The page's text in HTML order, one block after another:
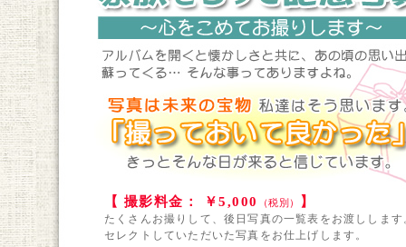
【 撮影料金： ￥5,000 （税別） 】
たくさんお撮りして、後日写真の一覧表をお渡しします
セレクトしていただいた写真をお仕上げします。